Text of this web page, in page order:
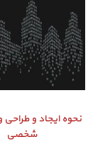
نحوه ایجاد و
شخصی